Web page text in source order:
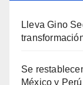
Lleva Gino
Se
México y